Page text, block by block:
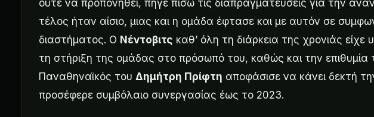
ούτε να προπονηθεί, πήγε πίσω τις διαπραγματεύσεις για την
τέλος ήταν αίσιο, μιας και η ομάδα έφτασε και με αυτόν σε
διαστήματος. Ο Νέντοβιτς καθ’ όλη τη διάρκεια της χρονιάς είχε
τη στήριξη της ομάδας στο πρόσωπό του, καθώς και την
Παναθηναϊκός του Δημήτρη Πρίφτη αποφάσισε να κάνει δεκτή
προσέφερε συμβόλαιο συνεργασίας έως το 2023.